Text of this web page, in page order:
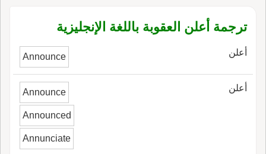
ترجمة أعلن العقوبة باللغة الإنجليزية
أعلن Announce
أعلن Announce
Announced
Annunciate